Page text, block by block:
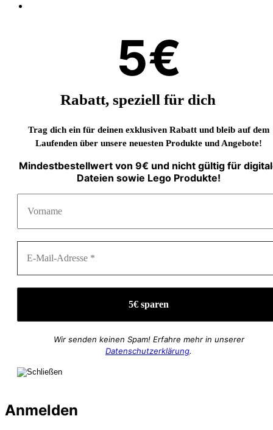
5€
Rabatt, speziell für dich
Trag dich ein für deinen exklusiven Rabatt und bleib auf dem
Laufenden über unsere neuesten Produkte und Angebote!
Mindestbestellwert von 9€ und nicht gültig für
Dateien sowie Lego Produkte!
Wir senden keinen Spam! Erfahre mehr in unserer
Datenschutzerklärung.
Anmelden